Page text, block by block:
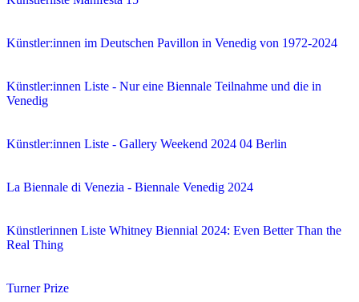
Künstler:innen im Deutschen Pavillon in Venedig von 1972-2024
Künstler:innen Liste - Nur eine Biennale Teilnahme und die in
Venedig
Künstler:innen Liste - Gallery Weekend 2024 04 Berlin
La Biennale di Venezia - Biennale Venedig 2024
Künstlerinnen Liste Whitney Biennial 2024: Even Better Than the
Real Thing
Turner Prize